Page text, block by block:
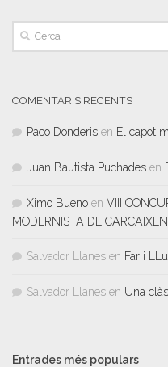
COMENTARIS RECENTS
Paco Donderis en El capot
Juan Bautista Puchades en
Ximo Bueno en VIII
MODERNISTA DE
Salvador Llanes en Far i
Salvador Llanes en Una
Entrades més populars